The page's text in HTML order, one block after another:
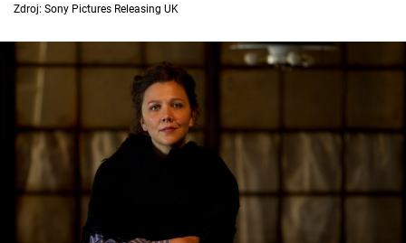
Zdroj: Sony Pictures Releasing UK